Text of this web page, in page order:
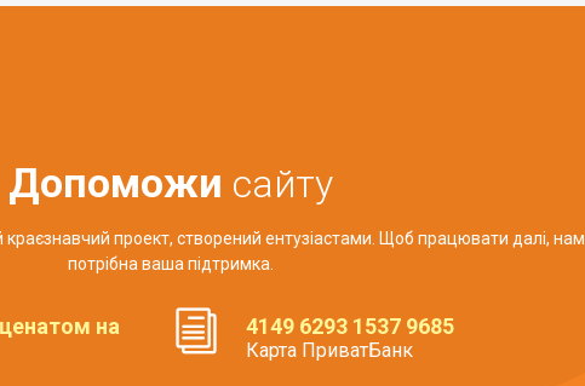
Допоможи сайту
краєзнавчий проект, створений ентузіастами. Щоб працювати далі, нам
потрібна ваша підтримка.
на
4149 6293 1537 9685
Карта ПриватБанк